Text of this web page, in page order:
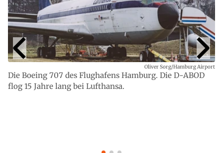
Die Boeing 707 des Flughafens Hamburg. Die D-ABOD
flog 15 Jahre lang bei Lufthansa.
Oliver Sorg/Hamburg Airport